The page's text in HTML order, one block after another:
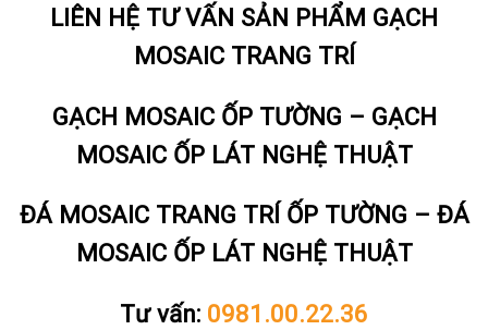
LIÊN HỆ TƯ VẤN SẢN PHẨM GẠCH
MOSAIC TRANG TRÍ
GẠCH MOSAIC ỐP TƯỜNG – GẠCH
MOSAIC ỐP LÁT NGHỆ THUẬT
ĐÁ MOSAIC TRANG TRÍ ỐP TƯỜNG – ĐÁ
MOSAIC ỐP LÁT NGHỆ THUẬT
Tư vấn: 0981.00.22.36